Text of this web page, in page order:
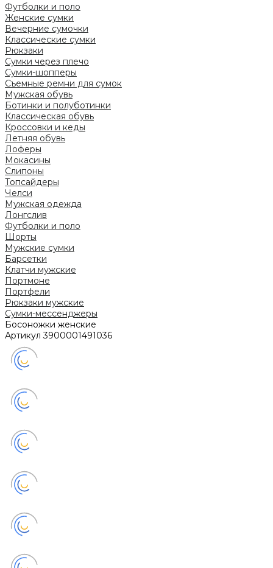
Футболки и поло
Женские сумки
Вечерние сумочки
Классические сумки
Рюкзаки
Сумки через плечо
Сумки-шопперы
Съемные ремни для сумок
Мужская обувь
Ботинки и полуботинки
Классическая обувь
Кроссовки и кеды
Летняя обувь
Лоферы
Мокасины
Слипоны
Топсайдеры
Челси
Мужская одежда
Лонгслив
Футболки и поло
Шорты
Мужские сумки
Барсетки
Клатчи мужские
Портмоне
Портфели
Рюкзаки мужские
Сумки-мессенджеры
Босоножки женские
Артикул3900001491036